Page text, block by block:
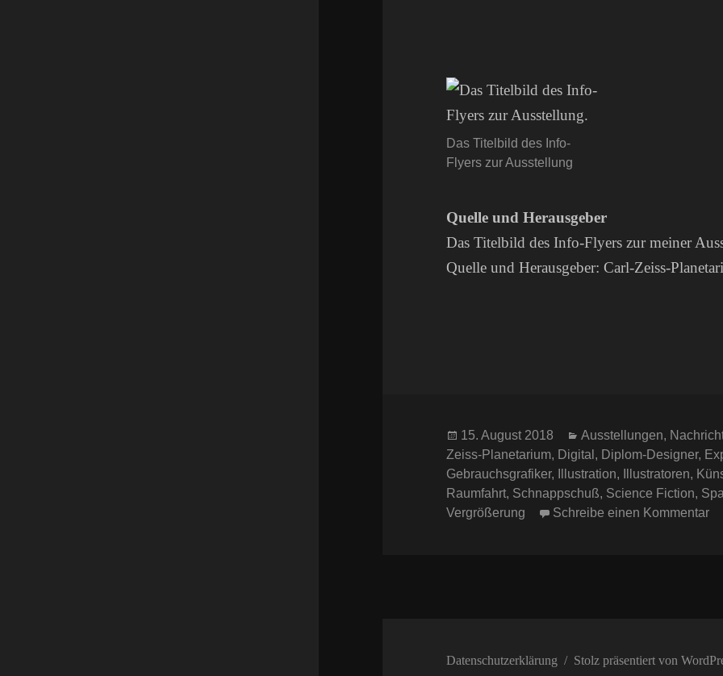
Das Titelbild des Info-
Flyers zur Ausstellung
Quelle und Herausgeber
Das Titelbild des Info-Flyers zur meiner
Quelle und Herausgeber: Carl-Zeiss-
Veröffentlicht
am
15. August 2018 Kategorien
Ausstellungen,
Zeiss-Planetarium, Digital , Diplom-Designer,
Gebrauchsgrafiker, Illustration, Illustratoren,
Raumfahrt, Schnappschuß, Science Fiction,
Vergrößerung
Schreibe einen Kommentar
Datenschutzerklärung Stolz präsentiert von